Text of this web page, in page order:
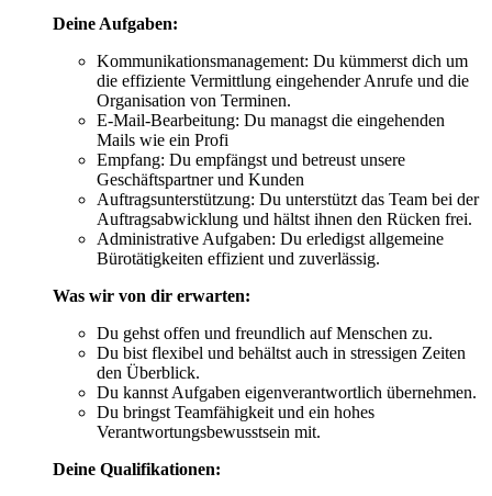
Deine Aufgaben:
Kommunikationsmanagement: Du kümmerst dich um
die effiziente Vermittlung eingehender Anrufe und die
Organisation von Terminen.
E-Mail-Bearbeitung: Du managst die eingehenden
Mails wie ein Profi
Empfang: Du empfängst und betreust unsere
Geschäftspartner und Kunden
Auftragsunterstützung: Du unterstützt das Team bei der
Auftragsabwicklung und hältst ihnen den Rücken frei.
Administrative Aufgaben: Du erledigst allgemeine
Bürotätigkeiten effizient und zuverlässig.
Was wir von dir erwarten:
Du gehst offen und freundlich auf Menschen zu.
Du bist flexibel und behältst auch in stressigen Zeiten
den Überblick.
Du kannst Aufgaben eigenverantwortlich übernehmen.
Du bringst Teamfähigkeit und ein hohes
Verantwortungsbewusstsein mit.
Deine Qualifikationen: